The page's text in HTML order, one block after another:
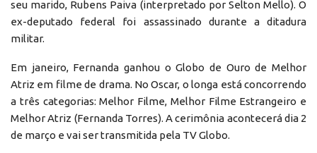
seu marido, Rubens Paiva (interpretado por Selton Mello). O
ex-deputado federal foi assassinado durante a ditadura
militar.
Em janeiro, Fernanda ganhou o Globo de Ouro de Melhor
Atriz em filme de drama. No Oscar, o longa está concorrendo
a três categorias: Melhor Filme, Melhor Filme Estrangeiro e
Melhor Atriz (Fernanda Torres). A cerimônia acontecerá dia 2
de março e vai ser transmitida pela TV Globo.